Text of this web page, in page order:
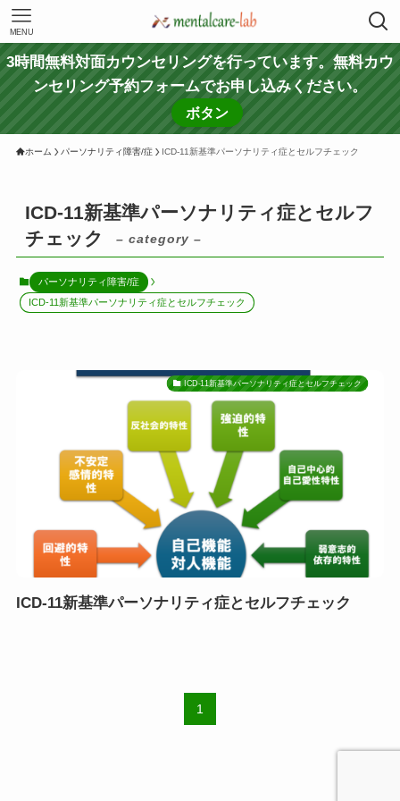
MENU
3時間無料対面カウンセリングを行っています。無料カウ
ンセリング予約フォームでお申し込みください。
ボタン
ホーム パーソナリティ障害/症 ICD-11新基準パーソナリティ症とセルフチェック
ICD-11新基準パーソナリティ症とセルフ
チェック
– category –
パーソナリティ障害/症
ICD-11新基準パーソナリティ症とセルフチェック
ICD-11新基準パーソナリティ症とセルフチェック
ICD-11新基準パーソナリティ症とセルフチェック
1